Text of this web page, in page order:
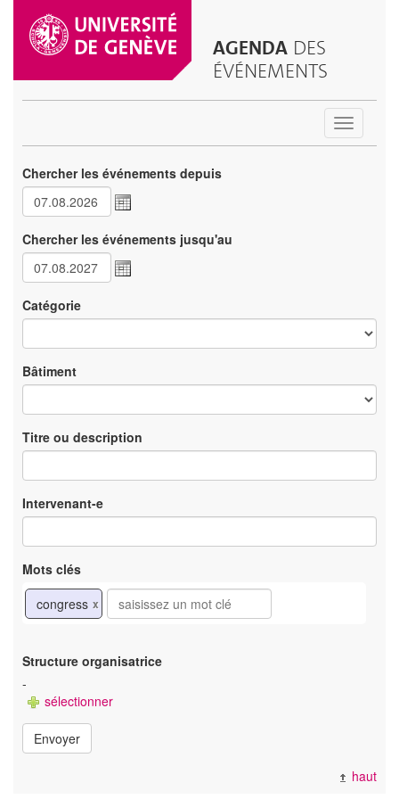
AGENDA DES
ÉVÉNEMENTS
Toggle
Chercher les événements depuis
Chercher les événements jusqu'au
Catégorie
Bâtiment
Titre ou description
Intervenant-e
Mots clés
congress x
Structure organisatrice
-
sélectionner
Envoyer
haut